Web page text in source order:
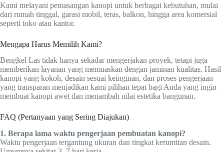
Kami melayani pemasangan kanopi untuk berbagai kebutuhan, mulai
dari rumah tinggal, garasi mobil, teras, balkon, hingga area komersial
seperti toko atau kantor.
Mengapa Harus Memilih Kami?
Bengkel Las tidak hanya sekadar mengerjakan proyek, tetapi juga
memberikan layanan yang memuaskan dengan jaminan kualitas. Hasil
kanopi yang kokoh, desain sesuai keinginan, dan proses pengerjaan
yang transparan menjadikan kami pilihan tepat bagi Anda yang ingin
membuat kanopi awet dan menambah nilai estetika bangunan.
FAQ (Pertanyaan yang Sering Diajukan)
1. Berapa lama waktu pengerjaan pembuatan kanopi?
Waktu pengerjaan tergantung ukuran dan tingkat kerumitan desain.